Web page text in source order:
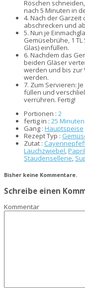
Röschen
nach 5 Minuten in
4. Nach der Garzeit
abschrecken und
5. Nun je
Gemüsebrühe, 1
Glas) einfüllen.
6. Nachdem das
beiden Gläser
werden und bis zur
werden.
7. Zum Servieren:
füllen und
verrühren. Fertig!
Portionen : 2
fertig in : 25 Minuten
Gang : Hauptspeise
Rezept Typ :
Zutat :
Lauchzwiebel,
Staudensellerie,
Bisher keine Kommentare.
Schreibe einen
Kommentar